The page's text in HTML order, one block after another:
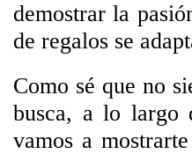
demostrar la
de regalos se
Como sé que no
busca, a lo largo
vamos a